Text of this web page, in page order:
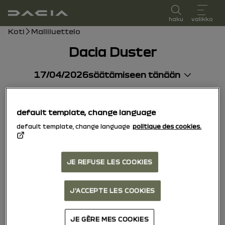
käyttöopas
haku valikko
Leipäpolku
Koti Malliluettelo
Dacia Duster
17/04/2026säätämiseen tänään
default template, change language
default template, change language politique des cookies.
JE REFUSE LES COOKIES
J'ACCEPTE LES COOKIES
JE GÈRE MES COOKIES